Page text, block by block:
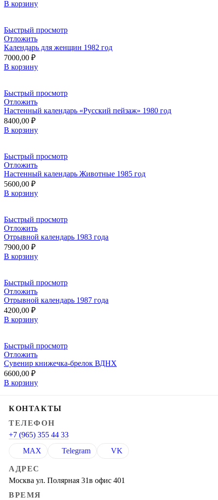
В корзину
Быстрый просмотр
Отложить
Календарь для женщин 1982 год
7000,00 ₽
В корзину
Быстрый просмотр
Отложить
Настенный календарь «Русский пейзаж» 1980 год
8400,00 ₽
В корзину
Быстрый просмотр
Отложить
Настенный календарь Животные 1985 год
5600,00 ₽
В корзину
Быстрый просмотр
Отложить
Отрывной календарь 1983 года
7900,00 ₽
В корзину
Быстрый просмотр
Отложить
Отрывной календарь 1987 года
4200,00 ₽
В корзину
Быстрый просмотр
Отложить
Сувенир книжечка-брелок ВДНХ
6600,00 ₽
В корзину
КОНТАКТЫ
ТЕЛЕФОН
+7 (965) 355 44 33
MAX
Telegram VK
АДРЕС
Москва ул. Полярная 31в офис 401
ВРЕМЯ